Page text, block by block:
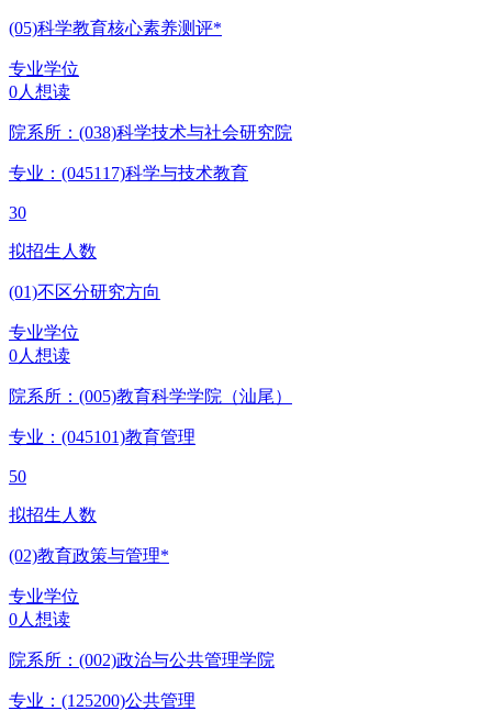
(05)科学教育核心素养测评*
专业学位
0人想读
院系所：(038)科学技术与社会研究院
专业：(045117)科学与技术教育
30
拟招生人数
(01)不区分研究方向
专业学位
0人想读
院系所：(005)教育科学学院（汕尾）
专业：(045101)教育管理
50
拟招生人数
(02)教育政策与管理*
专业学位
0人想读
院系所：(002)政治与公共管理学院
专业：(125200)公共管理